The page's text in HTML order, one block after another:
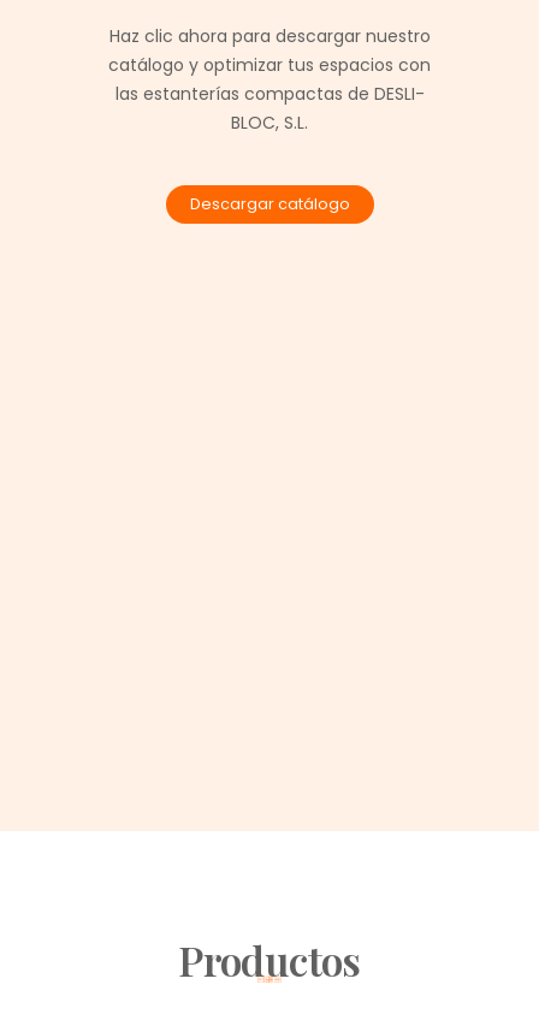
Haz clic ahora para descargar nuestro
catálogo y optimizar tus espacios con
las estanterías compactas de DESLI-
BLOC, S.L.
Descargar catálogo
Productos